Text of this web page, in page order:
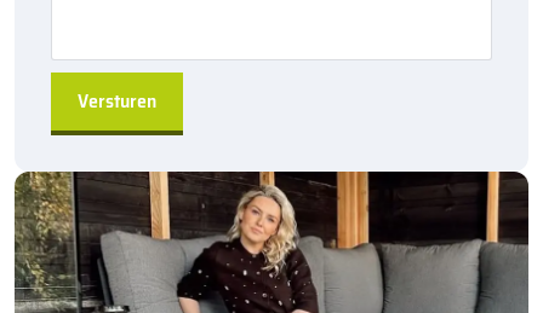
zichtbaar is, zelfs in het donker of bij slecht weer.
Flexibele en robuuste verbinding:
garandeert een sterke en stevige verbinding tussen de
Gemakkelijke installatie:De rechte banden zijn voorzien
van een splintervrije kop, waardoor de installatie
eenvoudig en snel kan plaatsvinden zonder dat er risico is
op beschadiging.